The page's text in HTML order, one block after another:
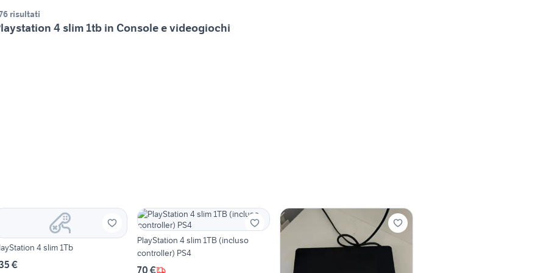
risultati
4 slim 1tb in Console e videogiochi
4 slim 1Tb
€
PlayStation 4 slim 1TB (incluso
controller) PS4
70 €